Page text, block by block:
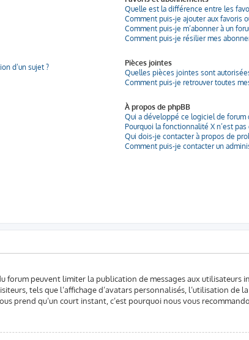
d’un sujet ?
Quelle est la différence entre les
Comment puis-je ajouter aux favoris
Comment puis-je m’abonner à un
Comment puis-je résilier mes
Pièces jointes
Quelles pièces jointes sont
Comment puis-je retrouver toutes
À propos de phpBB
Qui a développé ce logiciel de forum
Pourquoi la fonctionnalité X n’est
Qui dois-je contacter à propos de
Comment puis-je contacter un
forum peuvent limiter la publication de messages aux utilisateurs
tels que l’affichage d’avatars personnalisés, l’utilisation de
prend qu’un court instant, c’est pourquoi nous vous